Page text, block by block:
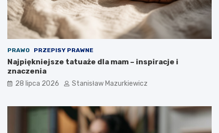
PRAWO PRZEPISY PRAWNE
Najpiękniejsze tatuaże dla mam – inspiracje i
znaczenia
28 lipca 2026 Stanisław Mazurkiewicz